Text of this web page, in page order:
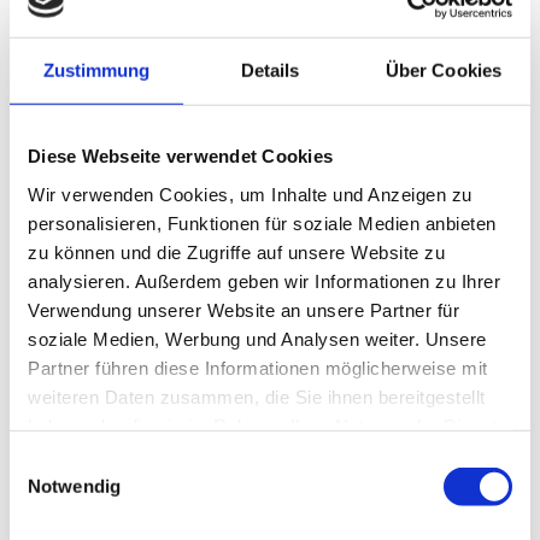
Zustimmung Details Über Cookies
Diese Webseite verwendet Cookies
Wir verwenden Cookies, um Inhalte und Anzeigen zu
personalisieren, Funktionen für soziale Medien anbieten
zu können und die Zugriffe auf unsere Website zu
analysieren. Außerdem geben wir Informationen zu Ihrer
Verwendung unserer Website an unsere Partner für
soziale Medien, Werbung und Analysen weiter. Unsere
Partner führen diese Informationen möglicherweise mit
weiteren Daten zusammen, die Sie ihnen bereitgestellt
Notwendig
Einmal quer durch Deutschland fliegen, um eine
Konferenz zu besuchen? Muss nicht (mehr) sein.
Speaker und Teilnehmer aus aller Welt lassen sich
zehn Zuschauer. Oder 10.000. Alles ist möglich.
Bei hybriden Tagungen teilen alle das Live-Erlebnis.
Vor Ort im Tagungsraum. Zu Hause vor dem
Laptop. Oder via Smartphone. Ohne physische und
geografische Grenzen. Weltweit. So einfach. So viel
nachhaltiger. Und so viel kostensparender.
Mit hybriden Events das Beste beider Welten
verbinden. Den lebhaften Austausch mit
Inklusivservice im Tagungshotel Staudacherhof.
Und die digitale Interaktion. Mit unbegrenzter